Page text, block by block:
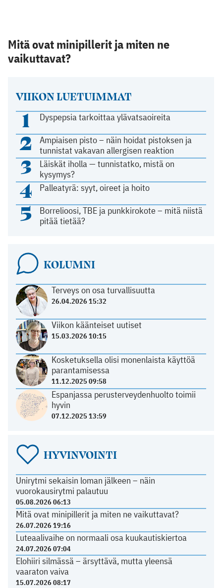
VIIKON LUETUIMMAT
1 Dyspepsia tarkoittaa ylävatsaoireita
2
Ampiaisen pisto – näin hoidat pistoksen ja
tunnistat vakavan allergisen reaktion
3
Läiskät iholla — tunnistatko, mistä on
kysymys?
4 Palleatyrä: syyt, oireet ja hoito
5
Borrelioosi, TBE ja punkkirokote – mitä niistä
pitää tietää?
KOLUMNI
Terveys on osa turvallisuutta
26.04.2026 15:32
Viikon käänteiset uutiset
15.03.2026 10:15
Kosketuksella olisi monenlaista käyttöä
parantamisessa
11.12.2025 09:58
Espanjassa perusterveydenhuolto toimii
hyvin
07.12.2025 13:59
HYVINVOINTI
Unirytmi sekaisin loman jälkeen – näin
vuorokausirytmi palautuu
05.08.2026 06:13
Mitä ovat minipillerit ja miten ne vaikuttavat?
26.07.2026 19:16
Luteaalivaihe on normaali osa kuukautiskiertoa
24.07.2026 07:04
Elohiiri silmässä – ärsyttävä, mutta yleensä
vaaraton vaiva
15.07.2026 08:17
Mitä ovat minipillerit ja miten ne
vaikuttavat?